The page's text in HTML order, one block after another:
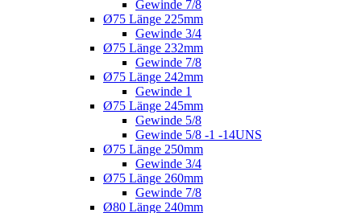
Gewinde 7/8
Ø75 Länge 225mm
Gewinde 3/4
Ø75 Länge 232mm
Gewinde 7/8
Ø75 Länge 242mm
Gewinde 1
Ø75 Länge 245mm
Gewinde 5/8
Gewinde 5/8 -1 -14UNS
Ø75 Länge 250mm
Gewinde 3/4
Ø75 Länge 260mm
Gewinde 7/8
Ø80 Länge 240mm